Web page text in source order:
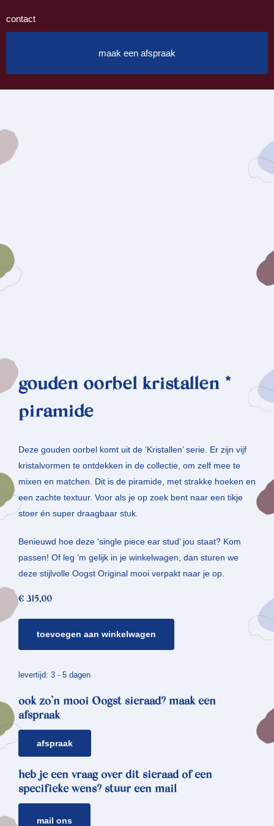
contact
maak een afspraak
gouden oorbel kristallen *
piramide
Deze gouden oorbel komt uit de ‘Kristallen’ serie. Er zijn vijf
kristalvormen te ontdekken in de collectie, om zelf mee te
mixen en matchen. Dit is de piramide, met strakke hoeken en
een zachte textuur. Voor als je op zoek bent naar een tikje
stoer én super draagbaar stuk.
Benieuwd hoe deze ‘single piece ear stud’ jou staat? Kom
passen! Of leg ‘m gelijk in je winkelwagen, dan sturen we
deze stijlvolle Oogst Original mooi verpakt naar je op.
€ 315,00
*
aantal
toevoegen aan winkelwagen
levertijd: 3 - 5 dagen
ook zo’n mooi Oogst sieraad? maak een
afspraak
afspraak
heb je een vraag over dit sieraad of een
specifieke wens? stuur een mail
mail ons